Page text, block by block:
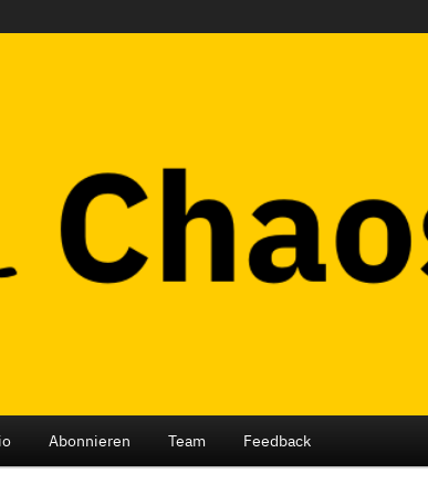
Abonnieren Team Feedback